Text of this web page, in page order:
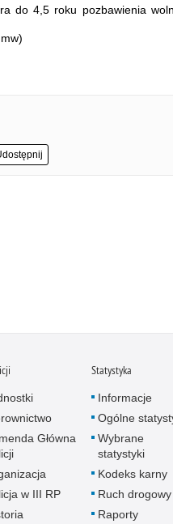
do 4,5 roku pozbawienia
Główna
w III RP
Statystyka
Informacje
Ogólne
Wybrane
statystyki
Kodeks karny
Ruch drogowy
Raporty